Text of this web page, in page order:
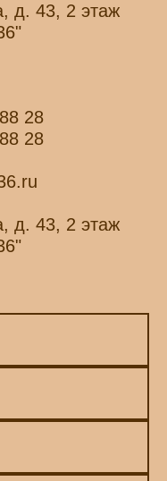
д. 43, 2 этаж
28
28
д. 43, 2 этаж